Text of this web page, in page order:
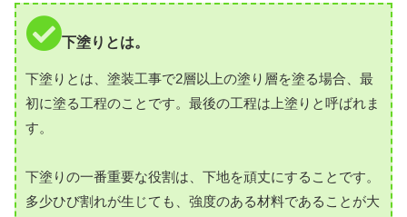
下塗りとは。
下塗りとは、塗装工事で2層以上の塗り層を塗る場合、最
初に塗る工程のことです。最後の工程は上塗りと呼ばれま
す。
下塗りの一番重要な役割は、下地を頑丈にすることです。
多少ひび割れが生じても、強度のある材料であることが大